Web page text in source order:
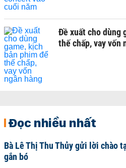
Đề xuất cho dùng
thế chấp, vay vốn
Đọc nhiều nhất
Bà Lê Thị Thu Thủy gửi lời chào
gắn bó